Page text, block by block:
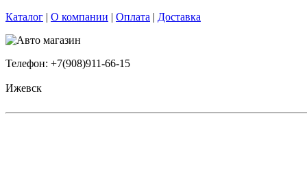
Каталог | О компании | Оплата | Доставка
Телефон: +7(908)911-66-15
Ижевск